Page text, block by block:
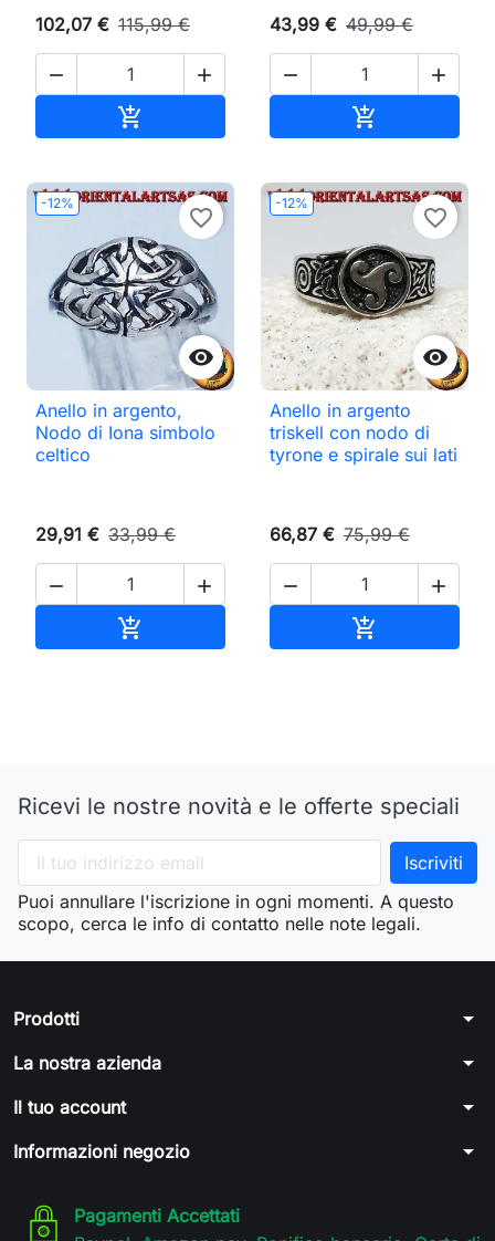
102,07 € 115,99 €
 

43,99 € 49,99 €
 

-12%

favorite_border
Anello in argento,
Nodo di Iona simbolo
celtico
29,91 € 33,99 €
 

-12%

favorite_border
Anello in argento
triskell con nodo di
tyrone e spirale sui lati
66,87 € 75,99 €
 

Ricevi le nostre novità e le offerte speciali
Puoi annullare l'iscrizione in ogni momenti. A questo
scopo, cerca le info di contatto nelle note legali.
Prodotti arrow_drop_down
La nostra azienda arrow_drop_down
Il tuo account arrow_drop_down
Informazioni negozio arrow_drop_down
Pagamenti Accettati